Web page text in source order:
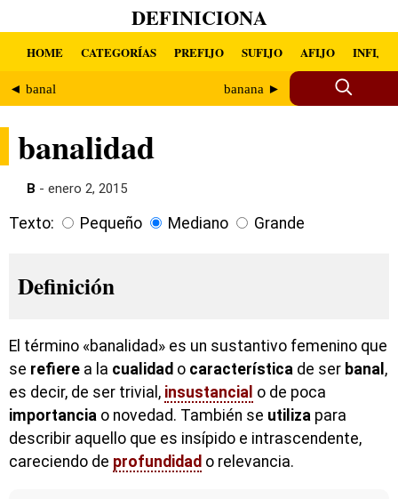
DEFINICIONA
HOME CATEGORÍAS PREFIJO SUFIJO AFIJO INFIJO
◄ banal banana ►
banalidad
B - enero 2, 2015
Texto: Pequeño Mediano Grande
Definición
El término «banalidad» es un sustantivo femenino que
se refiere a la cualidad o característica de ser banal ,
es decir, de ser trivial, insustancial o de poca
importancia o novedad. También se utiliza para
describir aquello que es insípido e intrascendente,
careciendo de profundidad o relevancia.